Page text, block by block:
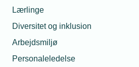
Lærlinge
Diversitet og inklusion
Arbejdsmiljø
Personaleledelse
Arbejdsmarked
Analyser